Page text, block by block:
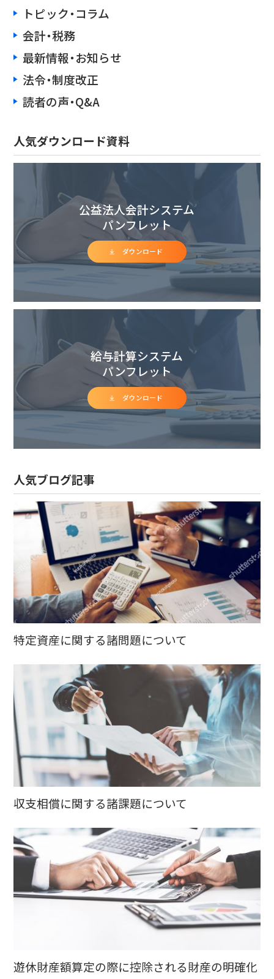
トピック・コラム
会計・税務
最新情報・お知らせ
法令・制度改正
読者の声・Q&A
人気ダウンロード資料
公益法人会計システム
パンフレット
ダウンロード
給与計算システム
パンフレット
ダウンロード
人気ブログ記事
特定資産に関する諸問題について
収支相償に関する諸課題について
遊休財産額算定の際に控除される財産の明確化